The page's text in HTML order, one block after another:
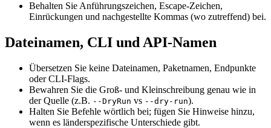
Behalten Sie Anführungszeichen, Escape-Zeichen,
Einrückungen und nachgestellte Kommas (wo zutreffend) bei.
Dateinamen, CLI und API-Namen
Übersetzen Sie keine Dateinamen, Paketnamen, Endpunkte
oder CLI-Flags.
Bewahren Sie die Groß- und Kleinschreibung genau wie in
der Quelle (z.B. --DryRun vs --dry-run).
Halten Sie Befehle wörtlich bei; fügen Sie Hinweise hinzu,
wenn es länderspezifische Unterschiede gibt.